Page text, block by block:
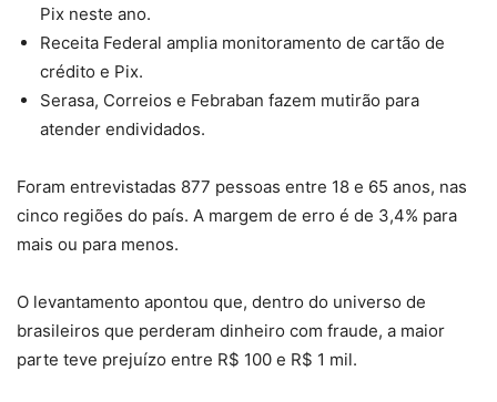
Pix neste ano.
Receita Federal amplia monitoramento de cartão de
crédito e Pix.
Serasa, Correios e Febraban fazem mutirão para
atender endividados.
Foram entrevistadas 877 pessoas entre 18 e 65 anos, nas
cinco regiões do país. A margem de erro é de 3,4% para
mais ou para menos.
O levantamento apontou que, dentro do universo de
brasileiros que perderam dinheiro com fraude, a maior
parte teve prejuízo entre R$ 100 e R$ 1 mil.